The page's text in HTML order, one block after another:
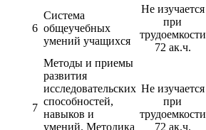
6
Система
общеучебных
умений учащихся
Не изучается
при
трудоемкости
72 ак.ч.
7
Методы и приемы
развития
исследовательских
способностей,
навыков и
умений. Методика
Не изучается
при
трудоемкости
72 ак.ч.